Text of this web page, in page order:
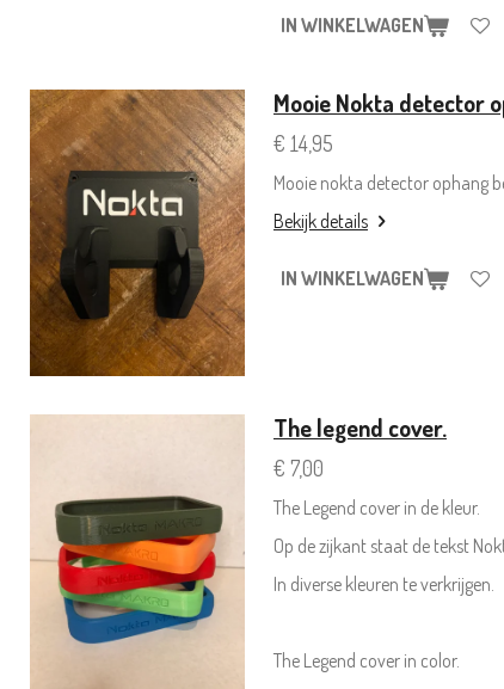
IN WINKELWAGEN
Mooie Nokta detector
€ 14,95
Mooie nokta detector ophang
Bekijk details
IN WINKELWAGEN
The legend cover.
€ 7,00
The Legend cover in de kleur.
Op de zijkant staat de tekst
In diverse kleuren te verkrijgen.
The Legend cover in color.